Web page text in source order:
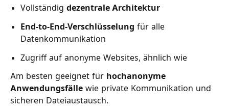
Vollständig dezentrale Architektur
End-to-End-Verschlüsselung für alle
Datenkommunikation
Zugriff auf anonyme Websites, ähnlich wie
Am besten geeignet für hochanonyme
Anwendungsfälle wie private Kommunikation und
sicheren Dateiaustausch.